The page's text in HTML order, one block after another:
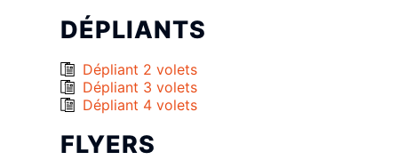
DÉPLIANTS
Dépliant 2 volets
Dépliant 3 volets
Dépliant 4 volets
FLYERS